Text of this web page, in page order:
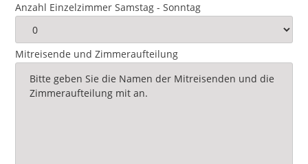
Anzahl Einzelzimmer Samstag - Sonntag
Mitreisende und Zimmeraufteilung